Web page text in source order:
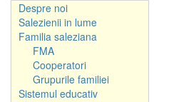
Despre noi
Salezienii in lume
Familia saleziana
FMA
Cooperatori
Grupurile familiei
Sistemul educativ